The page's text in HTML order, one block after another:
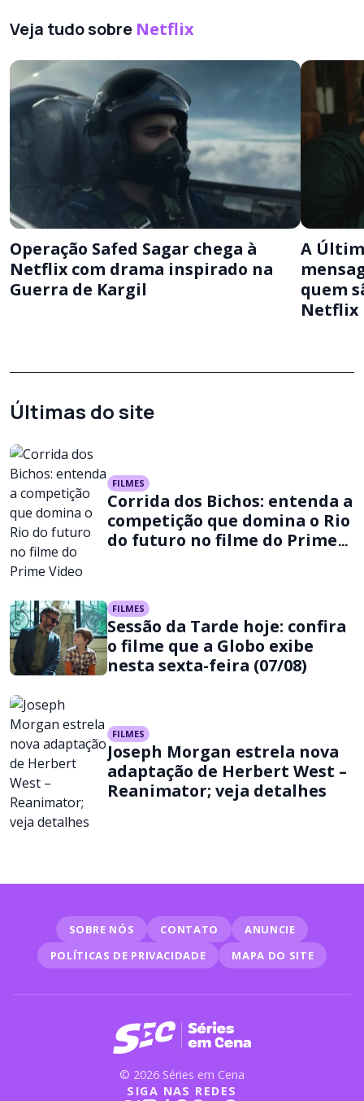
Veja tudo sobre Netflix
Operação Safed Sagar chega à
Netflix com drama inspirado na
Guerra de Kargil
A
quem
Netflix
Últimas do site
FILMES
Corrida dos Bichos: entenda a
competição que domina o Rio
do futuro no filme do Prime
FILMES
Sessão da Tarde hoje: confira
o filme que a Globo exibe
nesta sexta-feira (07/08)
FILMES
Joseph Morgan estrela nova
adaptação de Herbert West –
Reanimator; veja detalhes
SOBRE NÓS CONTATO
ANUNCIE
POLÍTICAS DE PRIVACIDADE
MAPA DO SITE
© 2026 Séries em Cena
SIGA NAS REDES